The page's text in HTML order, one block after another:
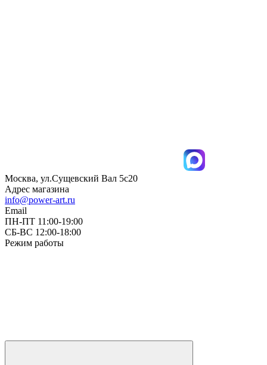
Москва, ул.Сущевский Вал 5с20
Адрес магазина
info@power-art.ru
Email
ПН-ПТ 11:00-19:00
СБ-ВС 12:00-18:00
Режим работы